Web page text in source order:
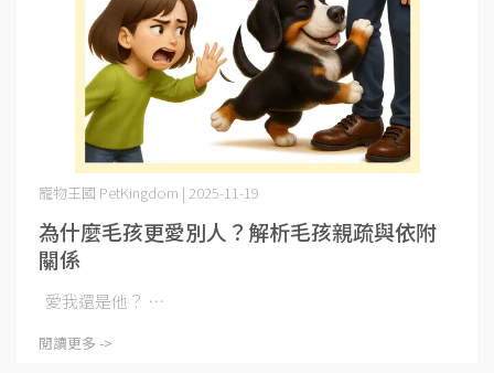
為什麼毛孩更愛別人？解析毛孩親疏與依附
關係
寵物王國 PetKingdom | 2025-11-19
愛我還是他？ ⋯
閱讀更多 ->